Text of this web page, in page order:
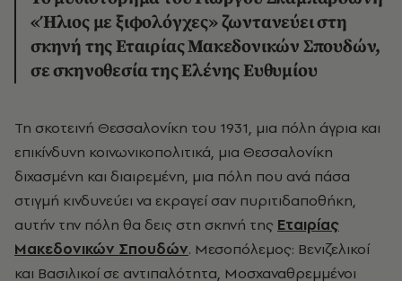
«Ήλιος με ξιφολόγχες» ζωντανεύει στη
σκηνή της Εταιρίας Μακεδονικών Σπουδών,
σε σκηνοθεσία της Ελένης Ευθυμίου
Τη σκοτεινή Θεσσαλονίκη του 1931, μια πόλη άγρια και
επικίνδυνη κοινωνικοπολιτικά, μια Θεσσαλονίκη
διχασμένη και διαιρεμένη, μια πόλη που ανά πάσα
στιγμή κινδυνεύει να εκραγεί σαν πυριτιδαποθήκη,
αυτήν την πόλη θα δεις στη σκηνή της Εταιρίας
Μακεδονικών Σπουδών. Μεσοπόλεμος: Βενιζελικοί
και Βασιλικοί σε αντιπαλότητα, Μοσχαναθρεμμένοι